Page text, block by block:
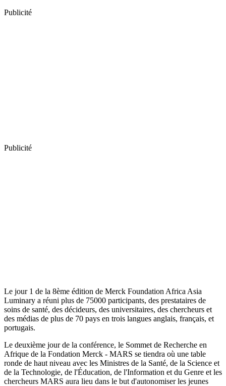
Publicité
Publicité
Le jour 1 de la 8ème édition de Merck Foundation Africa Asia
Luminary a réuni plus de 75000 participants, des prestataires de
soins de santé, des décideurs, des universitaires, des chercheurs et
des médias de plus de 70 pays en trois langues anglais, français, et
portugais.
Le deuxième jour de la conférence, le Sommet de Recherche en
Afrique de la Fondation Merck - MARS se tiendra où une table
ronde de haut niveau avec les Ministres de la Santé, de la Science et
de la Technologie, de l'Éducation, de l'Information et du Genre et les
chercheurs MARS aura lieu dans le but d'autonomiser les jeunes